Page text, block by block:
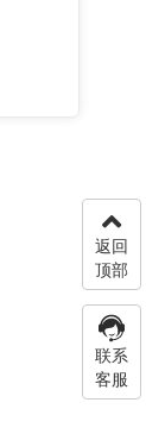
返回
顶部
联系
客服